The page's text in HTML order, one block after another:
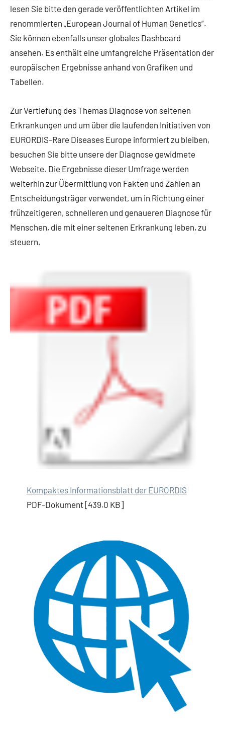
lesen Sie bitte den gerade veröffentlichten Artikel im
renommierten „European Journal of Human Genetics“.
Sie können ebenfalls unser globales Dashboard
ansehen. Es enthält eine umfangreiche Präsentation der
europäischen Ergebnisse anhand von Grafiken und
Tabellen.
Zur Vertiefung des Themas Diagnose von seltenen
Erkrankungen und um über die laufenden Initiativen von
EURORDIS-Rare Diseases Europe informiert zu bleiben,
besuchen Sie bitte unsere der Diagnose gewidmete
Webseite. Die Ergebnisse dieser Umfrage werden
weiterhin zur Übermittlung von Fakten und Zahlen an
Entscheidungsträger verwendet, um in Richtung einer
frühzeitigeren, schnelleren und genaueren Diagnose für
Menschen, die mit einer seltenen Erkrankung leben, zu
steuern.
Kompaktes Informationsblatt der EURORDIS
PDF-Dokument [439.0 KB]